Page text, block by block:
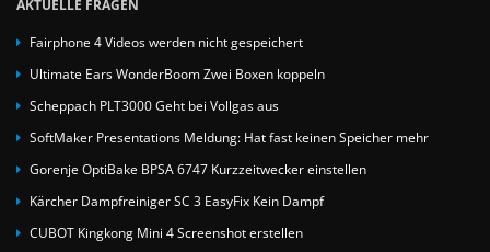
AKTUELLE FRAGEN
Fairphone 4 Videos werden nicht gespeichert
Ultimate Ears WonderBoom Zwei Boxen koppeln
Scheppach PLT3000 Geht bei Vollgas aus
SoftMaker Presentations Meldung: Hat fast keinen Speicher mehr
Gorenje OptiBake BPSA 6747 Kurzzeitwecker einstellen
Kärcher Dampfreiniger SC 3 EasyFix Kein Dampf
CUBOT Kingkong Mini 4 Screenshot erstellen